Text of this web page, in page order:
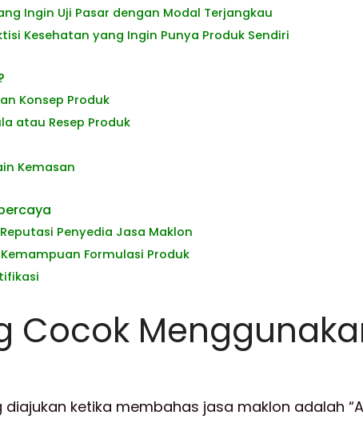
Ingin Uji Pasar dengan Modal Terjangkau
Kesehatan yang Ingin Punya Produk Sendiri
Konsep Produk
atau Resep Produk
Kemasan
Penyedia Jasa Maklon
Formulasi Produk
Cocok
ketika membahas jasa maklon adalah